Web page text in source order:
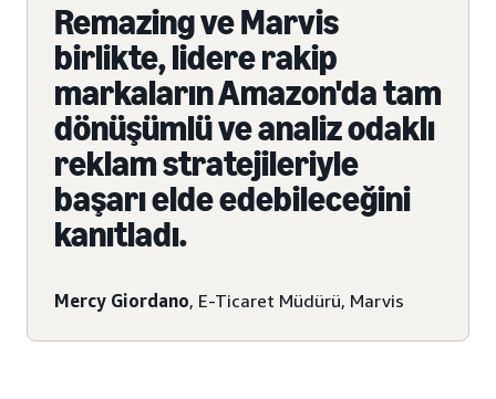
Remazing ve Marvis
birlikte, lidere rakip
markaların Amazon'da tam
dönüşümlü ve analiz odaklı
reklam stratejileriyle
başarı elde edebileceğini
kanıtladı.
Mercy Giordano, E-Ticaret Müdürü, Marvis